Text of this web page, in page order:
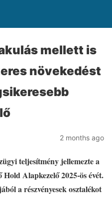
mellett is
növekedést
2 months ago
teljesítmény jellemezte a
Alapkezelő 2025-ös évét.
a részvényesek osztalékot